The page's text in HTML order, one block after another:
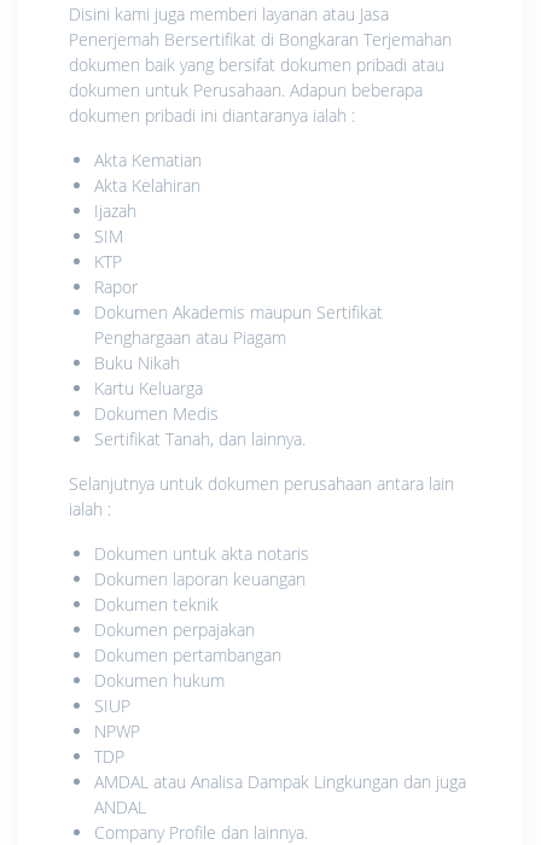
Disini kami juga memberi layanan atau Jasa
Penerjemah Bersertifikat di Bongkaran Terjemahan
dokumen baik yang bersifat dokumen pribadi atau
dokumen untuk Perusahaan. Adapun beberapa
dokumen pribadi ini diantaranya ialah :
Akta Kematian
Akta Kelahiran
Ijazah
SIM
KTP
Rapor
Dokumen Akademis maupun Sertifikat
Penghargaan atau Piagam
Buku Nikah
Kartu Keluarga
Dokumen Medis
Sertifikat Tanah, dan lainnya.
Selanjutnya untuk dokumen perusahaan antara lain
ialah :
Dokumen untuk akta notaris
Dokumen laporan keuangan
Dokumen teknik
Dokumen perpajakan
Dokumen pertambangan
Dokumen hukum
SIUP
NPWP
TDP
AMDAL atau Analisa Dampak Lingkungan dan juga
ANDAL
Company Profile dan lainnya.